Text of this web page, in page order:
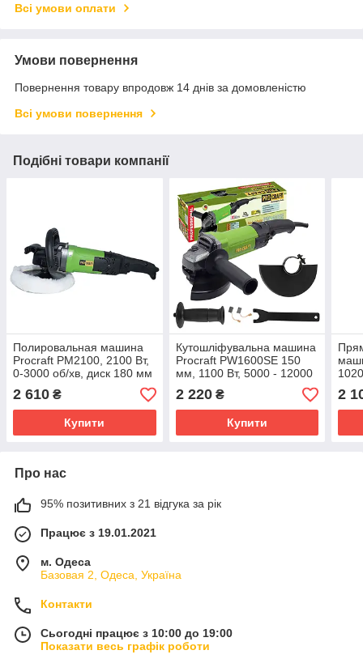
Всі умови оплати
Умови повернення
Повернення товару впродовж 14 днів за домовленістю
Всі умови повернення
Подібні товари компанії
Полировальная машина
Procraft PM2100, 2100 Вт,
0-3000 об/хв, диск 180 мм
2 610 ₴
Купити
Кутошліфувальна машина
Procraft PW1600SE 150
мм, 1100 Вт, 5000 - 12000
об/хв.
2 220₴
Купити
125
2
Про нас
95% позитивних з 21 відгука за рік
Працює з 19.01.2021
м. Одеса
Базовая 2, Одеса, Україна
Контакти
Сьогодні працює з 10:00 до 19:00
Показати весь графік роботи